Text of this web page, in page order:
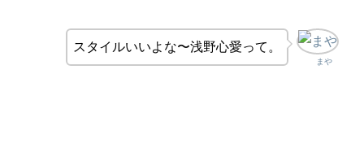
まや
スタイルいいよな〜浅野心愛って。